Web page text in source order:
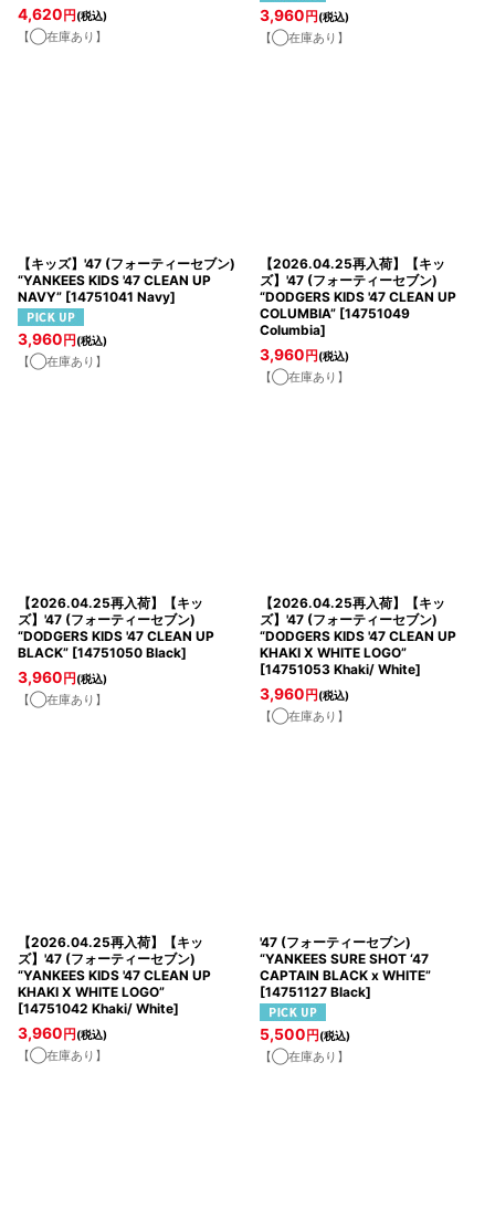
4,620円(税込)
【◯在庫あり】
3,960円(税込)
【◯在庫あり】
【キッズ】'47 (フォーティーセブン)
“YANKEES KIDS '47 CLEAN UP
NAVY” [14751041 Navy]
3,960円(税込)
【◯在庫あり】
【2026.04.25再入荷】【キッ
ズ】'47 (フォーティーセブン)
“DODGERS KIDS '47 CLEAN UP
COLUMBIA” [14751049
Columbia]
3,960円(税込)
【◯在庫あり】
【2026.04.25再入荷】【キッ
ズ】'47 (フォーティーセブン)
“DODGERS KIDS '47 CLEAN UP
BLACK” [14751050 Black]
3,960円(税込)
【◯在庫あり】
【2026.04.25再入荷】【キッ
ズ】'47 (フォーティーセブン)
“DODGERS KIDS '47 CLEAN UP
KHAKI X WHITE LOGO”
[14751053 Khaki/ White]
3,960円(税込)
【◯在庫あり】
【2026.04.25再入荷】【キッ
ズ】'47 (フォーティーセブン)
“YANKEES KIDS '47 CLEAN UP
KHAKI X WHITE LOGO”
[14751042 Khaki/ White]
3,960円(税込)
【◯在庫あり】
'47 (フォーティーセブン)
“YANKEES SURE SHOT ‘47
CAPTAIN BLACK x WHITE”
[14751127 Black]
5,500円(税込)
【◯在庫あり】